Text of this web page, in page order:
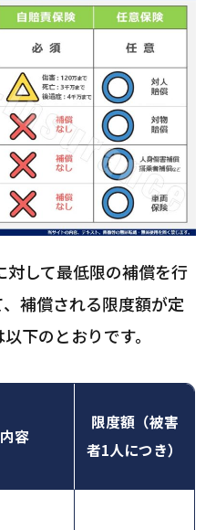
対して最低限の補償を行
補償される限度額が定
下のとおりです。
容
限度額（被害
者1人につき）